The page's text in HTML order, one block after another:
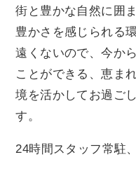
街と豊かな自然に囲
豊かさを感じられる
遠くないので、今か
ことができる、恵ま
境を活かしてお過ご
す。
24時間スタッフ常駐